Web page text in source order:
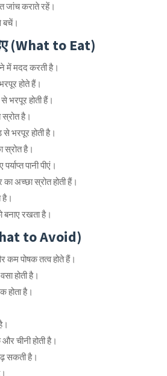
जांच कराते रहें।
बचें।
(What to Eat)
मदद करती है।
होते हैं।
भरपूर होती हैं।
स्रोत है।
भरपूर होती है।
स्रोत है।
पानी पीएं।
अच्छा स्रोत होती हैं।
है।
बनाए रखता है।
to Avoid)
कम पोषक तत्व होते हैं।
होती है।
होता है।
चीनी होती है।
सकती है।